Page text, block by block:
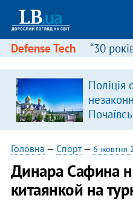
Defense Tech “30
Поліція
Головна — Спорт— 6 жовтня
Динара Сафина
китаянкой на